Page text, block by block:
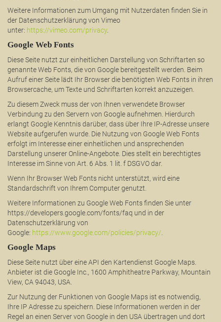
Weitere Informationen zum Umgang mit Nutzerdaten finden Sie in
der Datenschutzerklärung von Vimeo
unter: https://vimeo.com/privacy.
Google Web Fonts
Diese Seite nutzt zur einheitlichen Darstellung von Schriftarten so
genannte Web Fonts, die von Google bereitgestellt werden. Beim
Aufruf einer Seite lädt Ihr Browser die benötigten Web Fonts in ihren
Browsercache, um Texte und Schriftarten korrekt anzuzeigen.
Zu diesem Zweck muss der von Ihnen verwendete Browser
Verbindung zu den Servern von Google aufnehmen. Hierdurch
erlangt Google Kenntnis darüber, dass über Ihre IP-Adresse unsere
Website aufgerufen wurde. Die Nutzung von Google Web Fonts
erfolgt im Interesse einer einheitlichen und ansprechenden
Darstellung unserer Online-Angebote. Dies stellt ein berechtigtes
Interesse im Sinne von Art. 6 Abs. 1 lit. f DSGVO dar.
Wenn Ihr Browser Web Fonts nicht unterstützt, wird eine
Standardschrift von Ihrem Computer genutzt.
Weitere Informationen zu Google Web Fonts finden Sie unter
https://developers.google.com/fonts/faq und in der
Datenschutzerklärung von
Google: https://www.google.com/policies/privacy/
Google Maps
Diese Seite nutzt über eine API den Kartendienst Google Maps.
Anbieter ist die Google Inc., 1600 Amphitheatre Parkway, Mountain
View, CA 94043, USA.
Zur Nutzung der Funktionen von Google Maps ist es notwendig,
Ihre IP Adresse zu speichern. Diese Informationen werden in der
Regel an einen Server von Google in den USA übertragen und dort